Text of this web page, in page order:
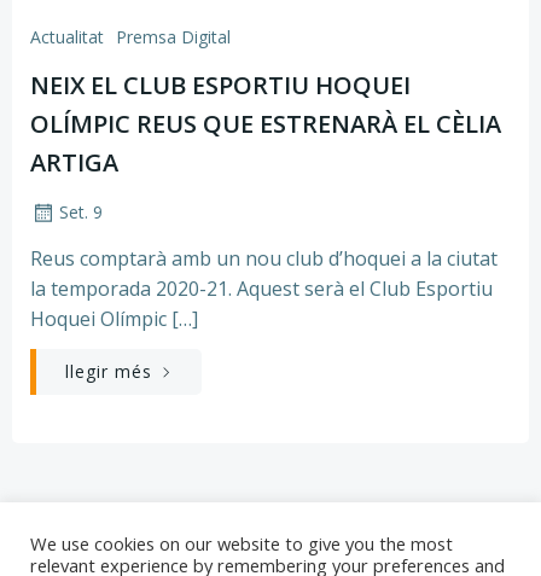
Actualitat Premsa Digital
NEIX EL CLUB ESPORTIU HOQUEI
OLÍMPIC REUS QUE ESTRENARÀ EL CÈLIA
ARTIGA
Set. 9
Reus comptarà amb un nou club d’hoquei a la ciutat
la temporada 2020-21. Aquest serà el Club Esportiu
Hoquei Olímpic […]
llegir més
We use cookies on our website to give you the most
relevant experience by remembering your preferences and